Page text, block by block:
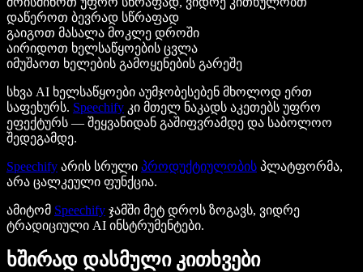
დაწეროთ ბევრად სწრაფად
გაიგოთ მასალა მოკლე დროში
აირიდოთ ხელსაწყოების ცვლა
იმუშაოთ ხელების გამოყენების გარეშე
სხვა AI ხელსაწყოები აუმჯობესებენ მხოლოდ ერთ
საფეხურს. Speechify კი მთელ ნაკადს აკეთებს უფრო
ეფექტურს — შეყვანიდან გაშიფვრამდე და საბოლოო
შედეგამდე.
Speechify არის სრული პროდუქტიულობის პლატფორმა,
არა ცალკეული ფუნქცია.
ამიტომ Speechify ჯამში მეტ დროს ზოგავს, ვიდრე
ტრადიციული AI ინსტრუმენტები.
ხშირად დასმული კითხვები